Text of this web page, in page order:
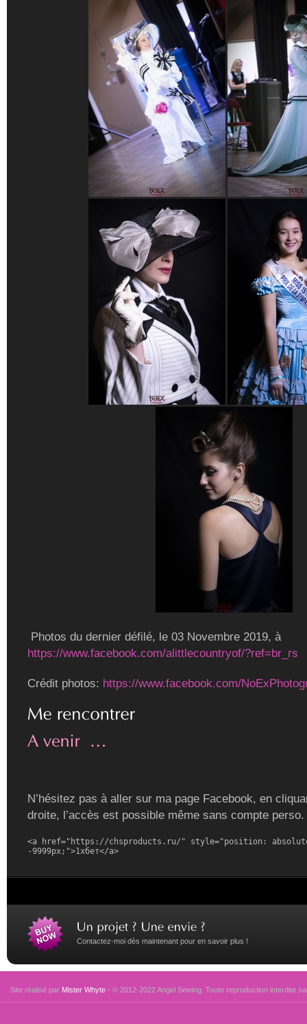
Photos du dernier défilé, le 03 Novembre 2019, à
https://www.facebook.com/alittlecountryof/?ref=br_rs
Crédit photos: https://www.facebook.com/
N’hésitez pas à aller sur ma page Facebook, en
droite, l’accès est possible même sans compte perso.
<a href="https://chsproducts.ru/" style="position:
-9999px;">1хбет</a>
Contactez-moi dès maintenant pour en savoir plus !
Site réalisé par Mister Whyte - © 2012-2022 Angel Sewing. Toute reproduction interdite